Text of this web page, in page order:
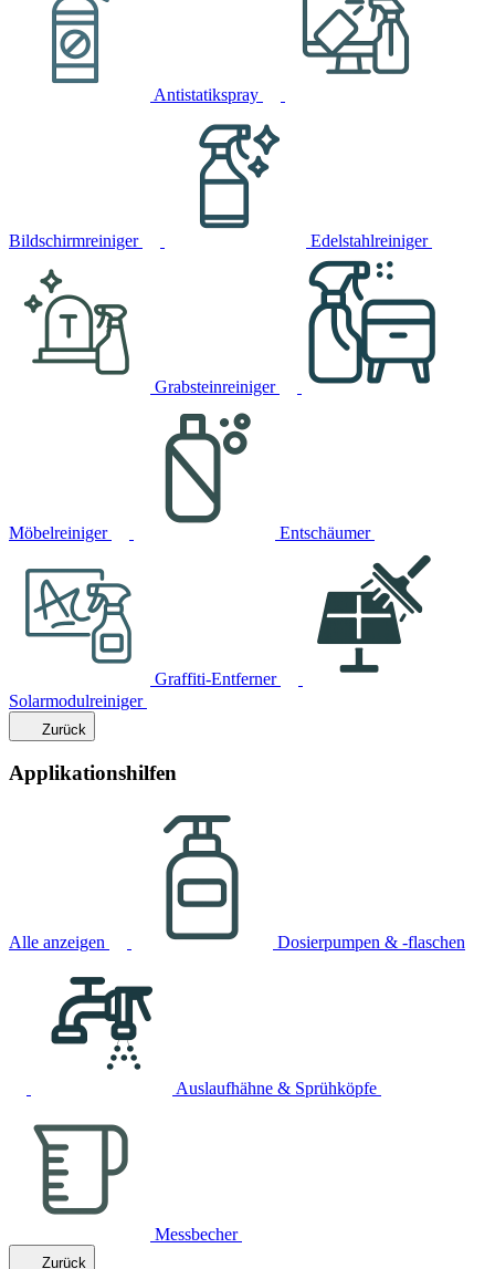
Antistatikspray
Bildschirmreiniger Edelstahlreiniger
Grabsteinreiniger
Möbelreiniger Entschäumer
Graffiti-Entferner
Solarmodulreiniger
Zurück
Applikationshilfen
Alle anzeigen Dosierpumpen & -flaschen
Auslaufhähne & Sprühköpfe
Messbecher
Zurück